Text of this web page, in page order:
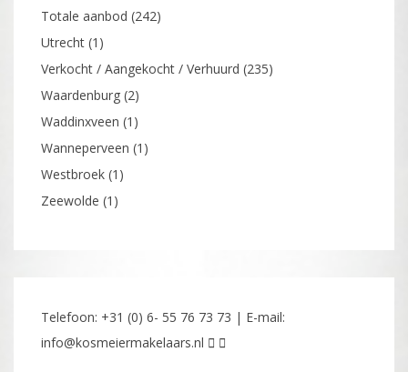
Totale aanbod (242)
Utrecht (1)
Verkocht / Aangekocht / Verhuurd (235)
Waardenburg (2)
Waddinxveen (1)
Wanneperveen (1)
Westbroek (1)
Zeewolde (1)
Telefoon: +31 (0) 6- 55 76 73 73 | E-mail:
info@kosmeiermakelaars.nl